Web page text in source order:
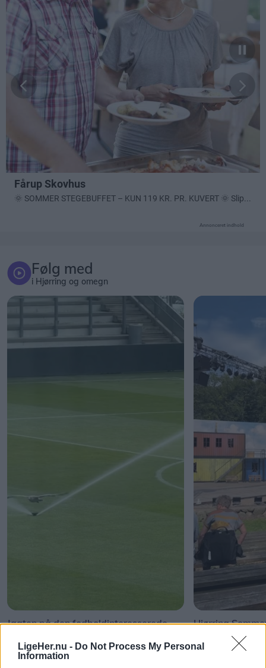
LigeHer.nu - Do Not Process My Personal
Information
Annonceret indhold
Følg med
i Hjørring og omegn
Jagten på den fodboldinteresserede
Hjørring